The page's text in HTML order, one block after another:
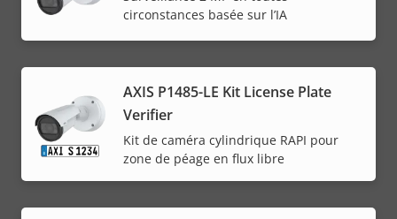
circonstances basée sur l’IA
AXIS P1485-LE Kit License Plate
Verifier
Kit de caméra cylindrique RAPI pour
zone de péage en flux libre